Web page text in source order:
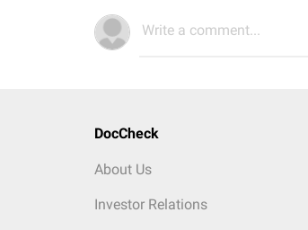
Write a comment...
DocCheck
About Us
Investor Relations